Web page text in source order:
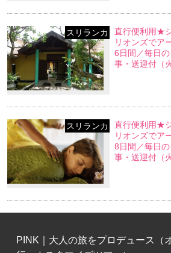
スリランカ
直行便利用★
リオンズでア
6日間／毎日
事・送迎付（
スリランカ
直行便利用★
リオンズでア
8日間／毎日
事・送迎付（
PINK｜大人の旅をプロデュース（